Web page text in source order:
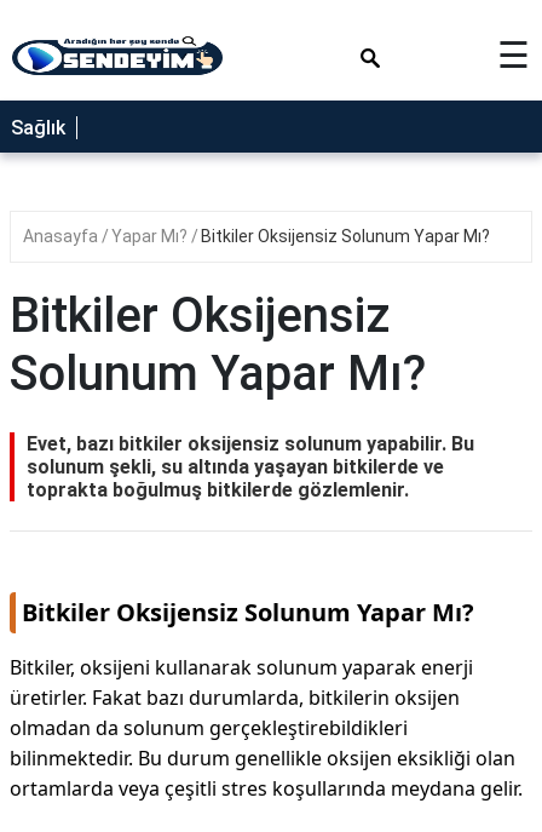
SAĞLIK
NEDİR
YEMEK
RÜYA
GEZİLECEK
BLOG
☰
Sağlık
Anasayfa Yapar Mı? Bitkiler Oksijensiz Solunum Yapar Mı?
Bitkiler Oksijensiz
Solunum Yapar Mı?
Evet, bazı bitkiler oksijensiz solunum yapabilir. Bu
solunum şekli, su altında yaşayan bitkilerde ve
toprakta boğulmuş bitkilerde gözlemlenir.
Bitkiler Oksijensiz Solunum Yapar Mı?
Bitkiler, oksijeni kullanarak solunum yaparak enerji
üretirler. Fakat bazı durumlarda, bitkilerin oksijen
olmadan da solunum gerçekleştirebildikleri
bilinmektedir. Bu durum genellikle oksijen eksikliği olan
ortamlarda veya çeşitli stres koşullarında meydana gelir.